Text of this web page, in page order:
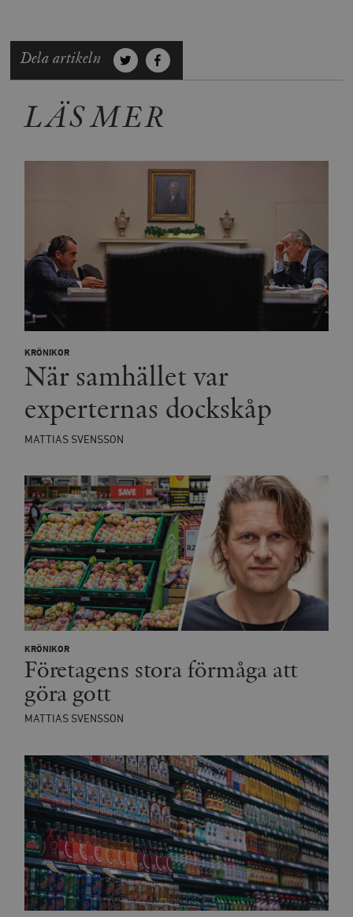
Dela artikeln
LÄS MER
KRÖNIKOR
När samhället var
experternas dockskåp
MATTIAS SVENSSON
KRÖNIKOR
Företagens stora förmåga att
göra gott
MATTIAS SVENSSON